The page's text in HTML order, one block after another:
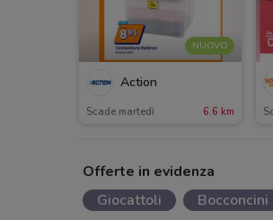
NUOVO
Action
Scade martedì 6.6 km
Offerte in evidenza
Giocattoli
Bocconcini